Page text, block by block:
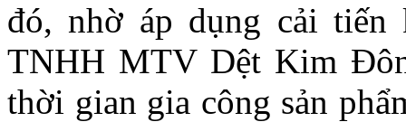
đó, nhờ áp dụng cải
TNHH MTV Dệt Kim
thời gian gia công sản